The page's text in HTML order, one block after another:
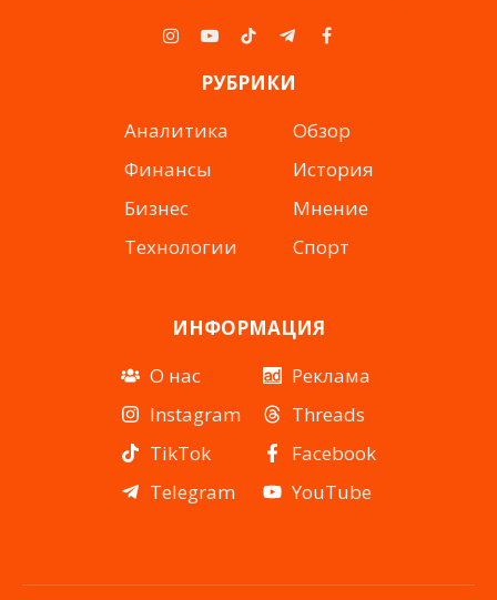
Instagram
YouTubeTikTokTelegramFacebook
РУБРИКИ
Аналитика
Финансы
Бизнес
Технологии
Обзор
История
Мнение
Спорт
ИНФОРМАЦИЯ
О нас
Instagram
TikTok
Telegram
Реклама
Threads
Facebook
YouTube